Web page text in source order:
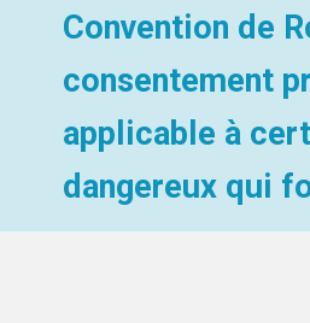
Convention de
consentement
applicable à
dangereux qui